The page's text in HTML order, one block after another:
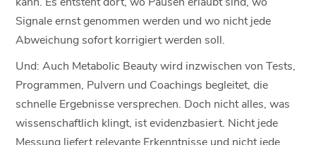
Signale ernst genommen werden und wo nicht jede
Abweichung sofort korrigiert werden soll.
Und: Auch Metabolic Beauty wird inzwischen von Tests,
Programmen, Pulvern und Coachings begleitet, die
schnelle Ergebnisse versprechen. Doch nicht alles, was
wissenschaftlich klingt, ist evidenzbasiert. Nicht jede
Messung liefert relevante Erkenntnisse und nicht jede